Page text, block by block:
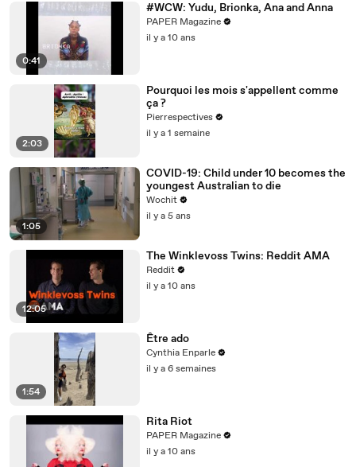
0:41
#WCW: Yudu, Brionka, Ana and Anna
PAPER Magazine
il y a 10 ans
2:03
Pourquoi les mois s'appellent comme
ça ?
Pierrespectives
il y a 1 semaine
1:05
COVID-19: Child under 10 becomes the
youngest Australian to die
Wochit
il y a 5 ans
12:05
The Winklevoss Twins: Reddit AMA
Reddit
il y a 10 ans
1:54
Être ado
Cynthia Enparle
il y a 6 semaines
Rita Riot
PAPER Magazine
il y a 10 ans